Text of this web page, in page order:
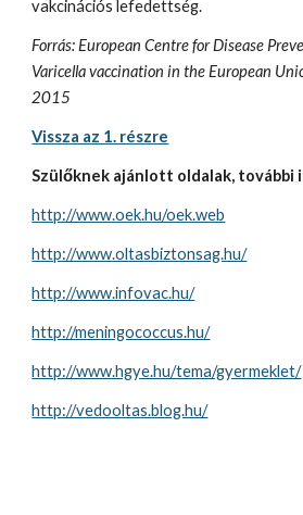
vakcinációs lefedettség.
Forrás: European Centre for Disease
Varicella vaccination in the European
2015
Vissza az 1. részre
Szülőknek ajánlott oldalak, további
http://www.oek.hu/oek.web
http://www.oltasbiztonsag.hu/
http://www.infovac.hu/
http://meningococcus.hu/
http://www.hgye.hu/tema/gyermeklet/
http://vedooltas.blog.hu/